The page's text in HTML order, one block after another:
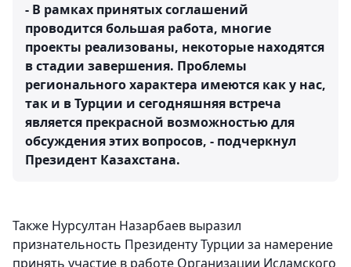
- В рамках принятых соглашений
проводится большая работа, многие
проекты реализованы, некоторые находятся
в стадии завершения. Проблемы
регионального характера имеются как у нас,
так и в Турции и сегодняшняя встреча
является прекрасной возможностью для
обсуждения этих вопросов, - подчеркнул
Президент Казахстана.
Также Нурсултан Назарбаев выразил
признательность Президенту Турции за намерение
принять участие в работе Организации Исламского